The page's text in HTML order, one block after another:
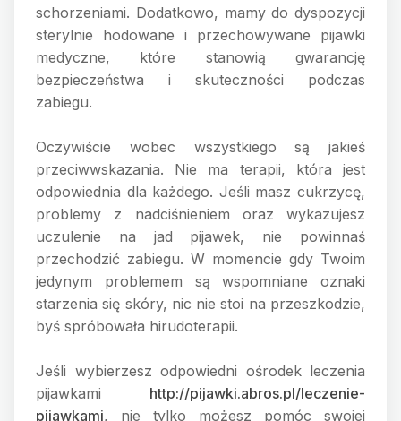
schorzeniami. Dodatkowo, mamy do dyspozycji
sterylnie hodowane i przechowywane pijawki
medyczne, które stanowią gwarancję
bezpieczeństwa i skuteczności podczas
zabiegu.
Oczywiście wobec wszystkiego są jakieś
przeciwwskazania. Nie ma terapii, która jest
odpowiednia dla każdego. Jeśli masz cukrzycę,
problemy z nadciśnieniem oraz wykazujesz
uczulenie na jad pijawek, nie powinnaś
przechodzić zabiegu. W momencie gdy Twoim
jedynym problemem są wspomniane oznaki
starzenia się skóry, nic nie stoi na przeszkodzie,
byś spróbowała hirudoterapii.
Jeśli wybierzesz odpowiedni ośrodek leczenia
pijawkami http://pijawki.abros.pl/leczenie-
pijawkami, nie tylko możesz pomóc swojej